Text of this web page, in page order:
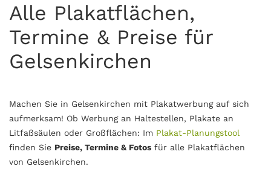
Alle Plakatflächen,
Termine & Preise für
Gelsenkirchen
Machen Sie in Gelsenkirchen mit Plakatwerbung auf sich
aufmerksam! Ob Werbung an Haltestellen, Plakate an
Litfaßsäulen oder Großflächen: Im Plakat-Planungstool
finden Sie Preise, Termine & Fotos für alle Plakatflächen
von Gelsenkirchen.